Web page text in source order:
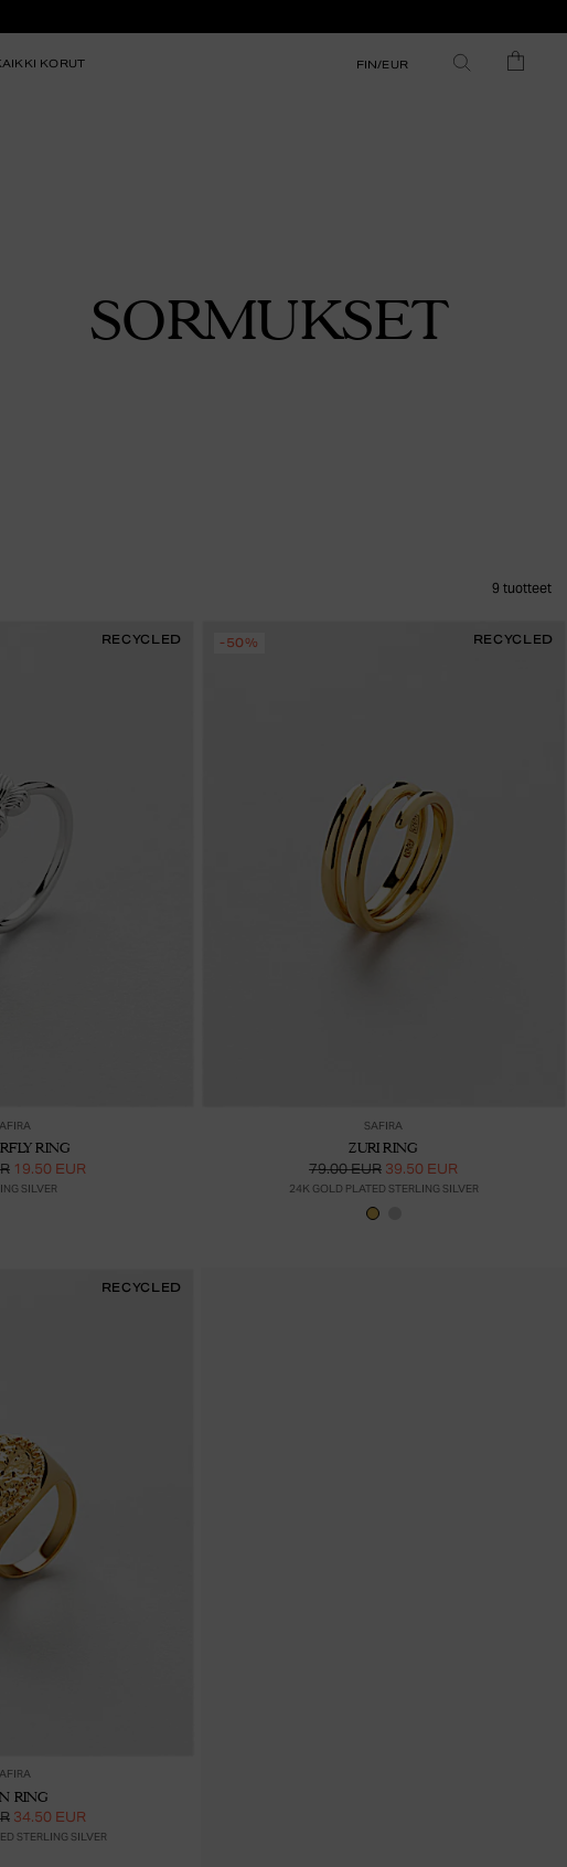
KORUT FIN/EUR
SORMUKSET
9 tuotteet
RECYCLED
RING
19.50 EUR
SILVER
-50% RECYCLED
SAFIRA
ZURI RING
79.00 EUR 39.50 EUR
24K GOLD PLATED STERLING SILVER
RECYCLED
RING
34.50 EUR
STERLING SILVER